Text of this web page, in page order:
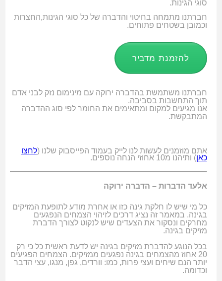
סוגי הגינות.
חברתנו מתמחה בחיטוי והדברה של כל סוגי הגינות,החצרות
וכמובן בשטחים פתוחים.
להזמנת מדביר
חברתנו משתמשת בהדברה ירוקה עם מינימום נזק לבני אדם
תוך התחשבות בסביבה.
אנו מגיעים למקום ומתאימים את החומר לפי סוג ההדברה
המתבקשת.
אתם מוזמנים לעשות לנו לייק בעמוד הפייסבוק שלנו (לחצו
כאן) ותיהנו מ10 אחוזי הנחה נוספים.
אלעד הדברות – הדברה ירוקה
כל מי שיש לו חלקת גינה כזו או אחרת מודע לתופעת המזיקים
בגינה. במאמר זה נציג דרכים לזיהוי הצמחים הנפגעים
מחרקים ונסקור את הצעדים שיש לנקוט לצורך הדברת
מזיקים בגינה.
בכל הנוגע להדברת מזיקים בגינה יש לדעת ראשית כל כי רק
20 אחוז מהצמחים בגינה נפגעים ממזיקים. הצמחים הפגיעים
יותר הנם שיחים ועצי פרות, כמו: וורדים, גפן, מנגו, עצי הדבר
וכדומה.